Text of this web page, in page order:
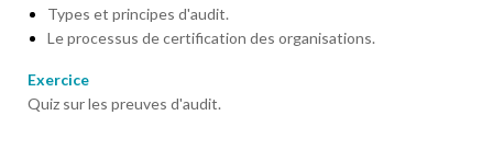
Types et principes d'audit.
Le processus de certification des organisations.
Exercice
Quiz sur les preuves d'audit.